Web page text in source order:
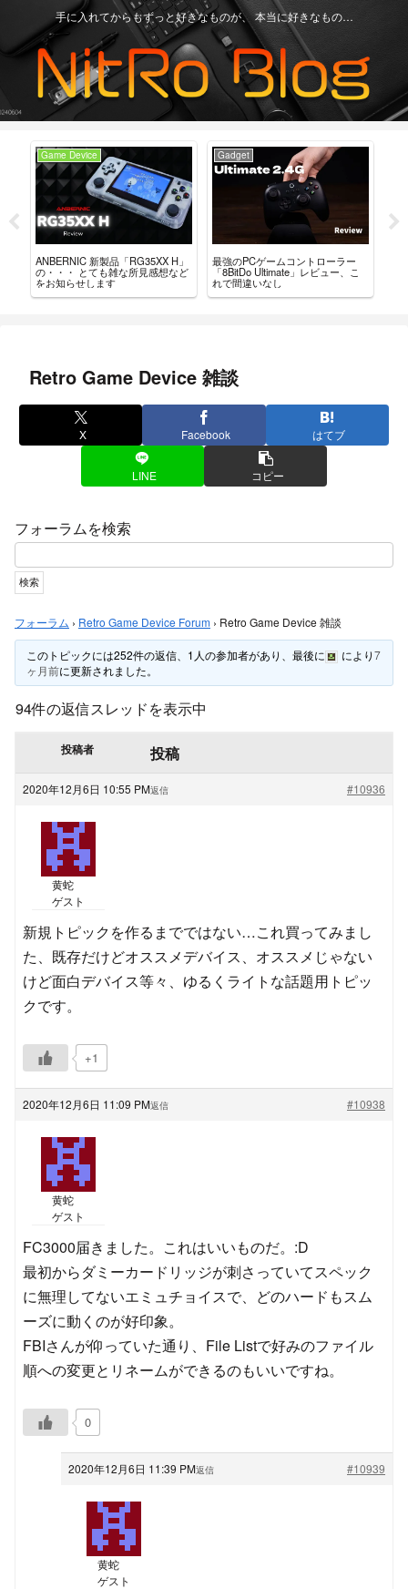
手に入れてからもずっと好きなものが、 本当に好きなもの…
Game Device
ANBERNIC 新製品「RG35XX H」
の・・・ とても雑な所見感想など
をお知らせします
Gadget
最強のPCゲームコントローラー
「8BitDo Ultimate」レビュー、こ
れで間違いなし
Retro Game Device 雑談
X Facebook はてブ
LINE コピー
フォーラムを検索
フォーラム › Retro Game Device Forum › Retro Game Device 雑談
このトピックには252件の返信、1人の参加者があり、最後に により7
ヶ月前に更新されました。
94件の返信スレッドを表示中
投稿者 投稿
2020年12月6日 10:55 PM #10936
返信
黄蛇
ゲスト
新規トピックを作るまでではない…これ買ってみまし
た、既存だけどオススメデバイス、オススメじゃない
けど面白デバイス等々、ゆるくライトな話題用トピッ
クです。
+1
2020年12月6日 11:09 PM #10938
返信
黄蛇
ゲスト
FC3000届きました。これはいいものだ。:D
最初からダミーカードリッジが刺さっていてスペック
に無理してないエミュチョイスで、どのハードもスム
ーズに動くのが好印象。
FBIさんが仰っていた通り、File Listで好みのファイル
順への変更とリネームができるのもいいですね。
0
2020年12月6日 11:39 PM #10939
返信
黄蛇
ゲスト